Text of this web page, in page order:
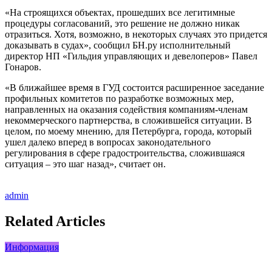
«На строящихся объектах, прошедших все легитимные
процедуры согласований, это решение не должно никак
отразиться. Хотя, возможно, в некоторых случаях это придется
доказывать в судах», сообщил БН.ру исполнительный
директор НП «Гильдия управляющих и девелоперов» Павел
Гонаров.
«В ближайшее время в ГУД состоится расширенное заседание
профильных комитетов по разработке возможных мер,
направленных на оказания содействия компаниям-членам
некоммерческого партнерства, в сложившейся ситуации. В
целом, по моему мнению, для Петербурга, города, который
ушел далеко вперед в вопросах законодательного
регулирования в сфере градостроительства, сложившаяся
ситуация – это шаг назад», считает он.
admin
Related Articles
Информация